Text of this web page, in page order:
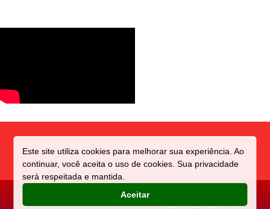
Este site utiliza cookies para melhorar sua experiência. Ao
continuar, você aceita o uso de cookies. Sua privacidade
será respeitada e mantida.
Aceitar
NOVATOPNET ℠ 🔰